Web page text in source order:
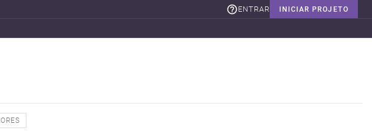
INICIAR PROJETO
ENTRAR